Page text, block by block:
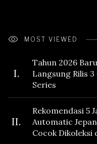
MOST VIEWED
I.
Tahun 2026
Langsung Rilis
Series
II.
Rekomendasi 5
Automatic
Cocok Dikoleksi